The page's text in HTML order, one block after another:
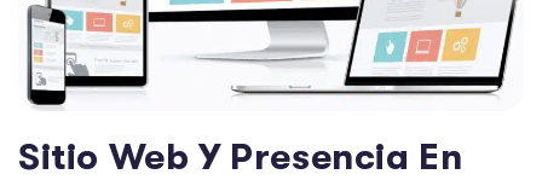
Sitio Web Y Presencia En